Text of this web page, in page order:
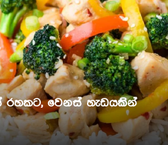
රහකට, වෙනස් හැඩයකින්